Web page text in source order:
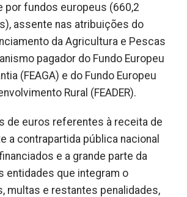
por fundos europeus (660,2
assente nas atribuições do
da Agricultura e Pescas
pagador do Fundo Europeu
(FEAGA) e do Fundo Europeu
Rural (FEADER).
de euros referentes à receita de
a contrapartida pública nacional
e a grande parte da
entidades que integram o
multas e restantes penalidades,